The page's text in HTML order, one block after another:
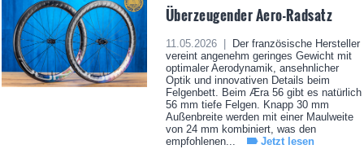
Überzeugender Aero-Radsatz
11.05.2026 |
Der französische Hersteller
vereint angenehm geringes Gewicht mit
optimaler Aerodynamik, ansehnlicher
Optik und innovativen Details beim
Felgenbett. Beim Æra 56 gibt es natürlich
56 mm tiefe Felgen. Knapp 30 mm
Außenbreite werden mit einer Maulweite
von 24 mm kombiniert, was den
empfohlenen...
Jetzt lesen